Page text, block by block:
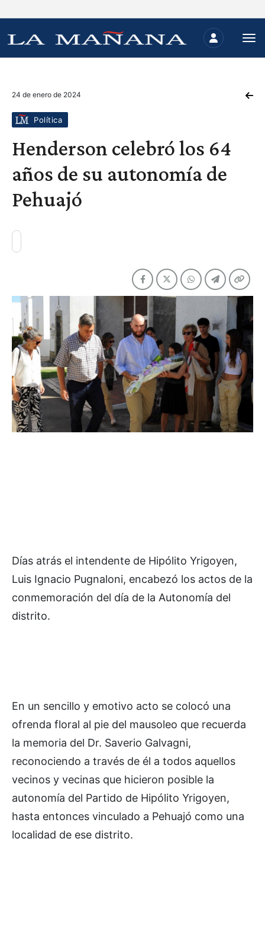
24 de enero de 2024
Política
Henderson celebró los 64
años de su autonomía de
Pehuajó
Días atrás el intendente de Hipólito Yrigoyen,
Luis Ignacio Pugnaloni, encabezó los actos de la
conmemoración del día de la Autonomía del
distrito.
En un sencillo y emotivo acto se colocó una
ofrenda floral al pie del mausoleo que recuerda
la memoria del Dr. Saverio Galvagni,
reconociendo a través de él a todos aquellos
vecinos y vecinas que hicieron posible la
autonomía del Partido de Hipólito Yrigoyen,
hasta entonces vinculado a Pehuajó como una
localidad de ese distrito.